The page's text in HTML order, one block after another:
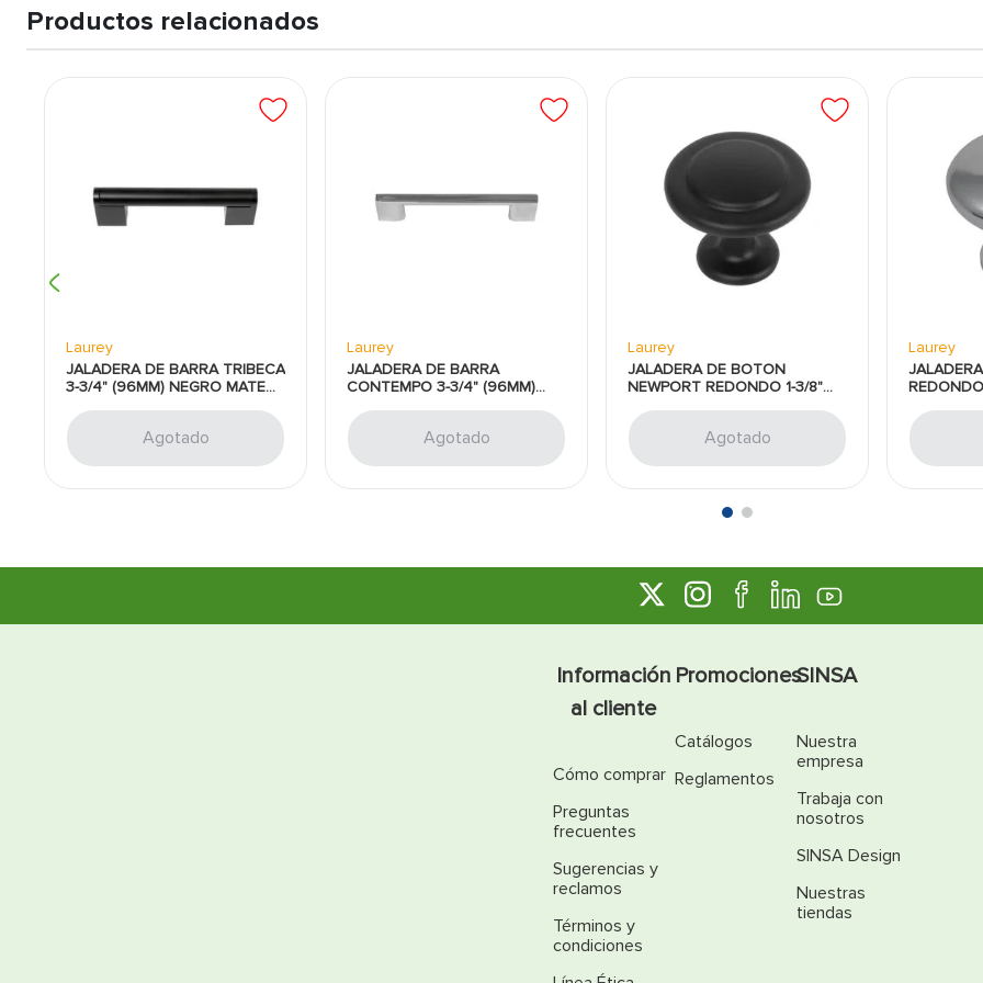
Productos relacionados
Laurey
JALADERA DE BARRA TRIBECA
3-3/4" (96MM) NEGRO MATE
Agotado
Laurey
JALADERA DE BARRA
CONTEMPO 3-3/4" (96MM)
Agotado
Laurey
JALADERA DE BOTON
NEWPORT REDONDO 1-3/8"
Agotado
Laurey
Información
al cliente
Cómo comprar
Preguntas
frecuentes
Sugerencias y
reclamos
Términos y
condiciones
Promociones
Catálogos
Reglamentos
SINSA
Nuestra
empresa
Trabaja con
nosotros
SINSA Design
Nuestras
tiendas